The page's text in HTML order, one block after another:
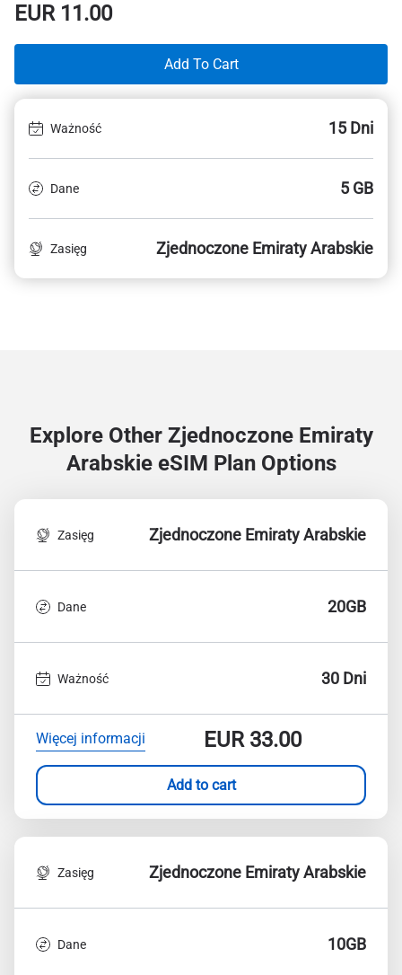
EUR11.00
Add To Cart
Ważność 15 Dni
Dane 5 GB
Zasięg Zjednoczone Emiraty Arabskie
Explore Other Zjednoczone Emiraty
Arabskie eSIM Plan Options
Zasięg Zjednoczone Emiraty Arabskie
Dane 20GB
Ważność 30 Dni
Więcej informacji EUR33.00
Add to cart
Zasięg Zjednoczone Emiraty Arabskie
Dane 10GB